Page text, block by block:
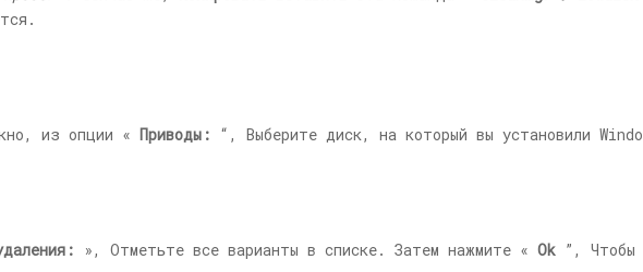
из опции « Приводы: “, Выберите диск, на который вы установили
», Отметьте все варианты в списке. Затем нажмите « Ok ”, Чтобы